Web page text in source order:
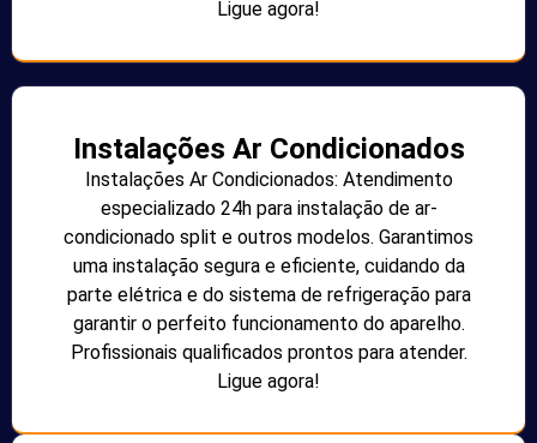
Ligue agora!
Instalações Ar Condicionados
Instalações Ar Condicionados: Atendimento
especializado 24h para instalação de ar-
condicionado split e outros modelos. Garantimos
uma instalação segura e eficiente, cuidando da
parte elétrica e do sistema de refrigeração para
garantir o perfeito funcionamento do aparelho.
Profissionais qualificados prontos para atender.
Ligue agora!